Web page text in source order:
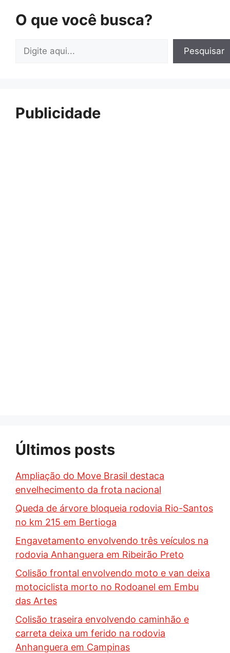
O que você busca?
Pesquisar Pesquisar
Publicidade
Últimos posts
Ampliação do Move Brasil destaca
envelhecimento da frota nacional
Queda de árvore bloqueia rodovia Rio-Santos
no km 215 em Bertioga
Engavetamento envolvendo três veículos na
rodovia Anhanguera em Ribeirão Preto
Colisão frontal envolvendo moto e van deixa
motociclista morto no Rodoanel em Embu
das Artes
Colisão traseira envolvendo caminhão e
carreta deixa um ferido na rodovia
Anhanguera em Campinas